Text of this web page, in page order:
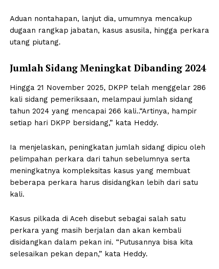
Aduan nontahapan, lanjut dia, umumnya mencakup
dugaan rangkap jabatan, kasus asusila, hingga perkara
utang piutang.
Jumlah Sidang Meningkat Dibanding 2024
Hingga 21 November 2025, DKPP telah menggelar 286
kali sidang pemeriksaan, melampaui jumlah sidang
tahun 2024 yang mencapai 266 kali..“Artinya, hampir
setiap hari DKPP bersidang,” kata Heddy.
Ia menjelaskan, peningkatan jumlah sidang dipicu oleh
pelimpahan perkara dari tahun sebelumnya serta
meningkatnya kompleksitas kasus yang membuat
beberapa perkara harus disidangkan lebih dari satu
kali.
Kasus pilkada di Aceh disebut sebagai salah satu
perkara yang masih berjalan dan akan kembali
disidangkan dalam pekan ini. “Putusannya bisa kita
selesaikan pekan depan,” kata Heddy.